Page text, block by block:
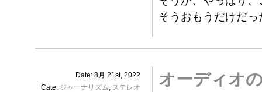
そうおもうだけだっ
Date: 8月 21st, 2022
Cate: ジャーナリズム, ステレオ
オーディオ